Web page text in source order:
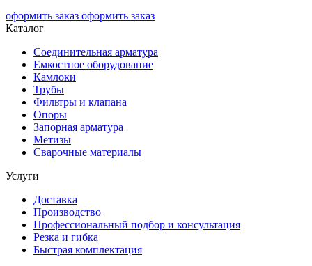
оформить заказ оформить заказ
Каталог
Соединительная арматура
Емкостное оборудование
Камлоки
Трубы
Фильтры и клапана
Опоры
Запорная арматура
Метизы
Сварочные материалы
Услуги
Доставка
Производство
Профессиональный подбор и консультация
Резка и гибка
Быстрая комплектация